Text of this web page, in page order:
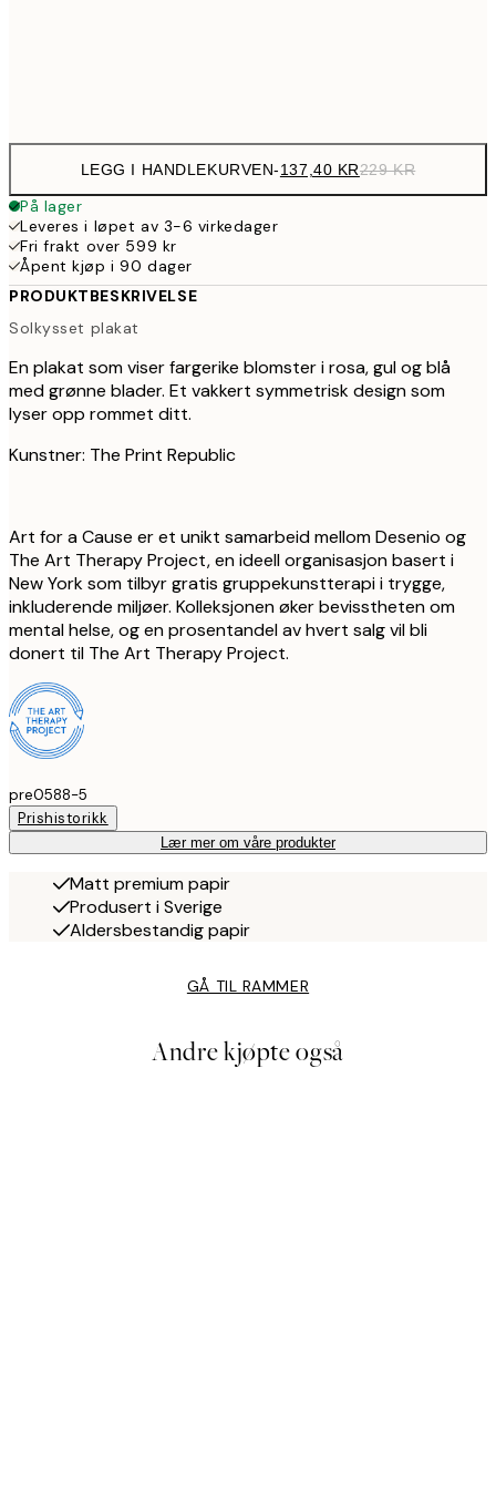
LEGG I HANDLEKURVEN-137,40 KR229 KR
På lager
Leveres i løpet av 3-6 virkedager
Fri frakt over 599 kr
Åpent kjøp i 90 dager
PRODUKTBESKRIVELSE
Solkysset plakat
En plakat som viser fargerike blomster i rosa, gul og blå
med grønne blader. Et vakkert symmetrisk design som
lyser opp rommet ditt.
Kunstner: The Print Republic
Art for a Cause er et unikt samarbeid mellom Desenio og
The Art Therapy Project, en ideell organisasjon basert i
New York som tilbyr gratis gruppekunstterapi i trygge,
inkluderende miljøer. Kolleksjonen øker bevisstheten om
mental helse, og en prosentandel av hvert salg vil bli
donert til The Art Therapy Project.
pre0588-5
Prishistorikk
Lær mer om våre produkter
Matt premium papir
Produsert i Sverige
Aldersbestandig papir
GÅ TIL RAMMER
Andre kjøpte også